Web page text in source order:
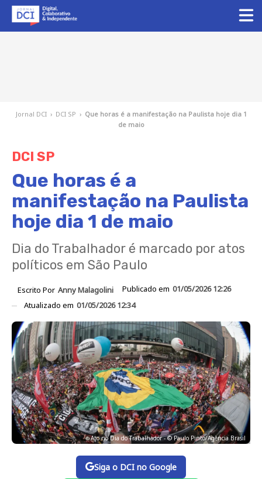
Jornal DCI › DCI SP › Que horas é a manifestação na Paulista hoje dia 1
de maio
DCI SP
Que horas é a
manifestação na Paulista
hoje dia 1 de maio
Dia do Trabalhador é marcado por atos
políticos em São Paulo
Escrito Por Anny Malagolini Publicado em 01/05/2026 12:26
Atualizado em 01/05/2026 12:34
Ato no Dia do Trabalhador - © Paulo Pinto/Agência Brasil
Siga o DCI no Google